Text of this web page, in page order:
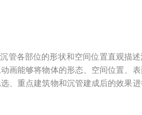
管各部位的形状和空间位置直观描
画能够将物体的形态、空间位置、表
、重点建筑物和沉管建成后的效果